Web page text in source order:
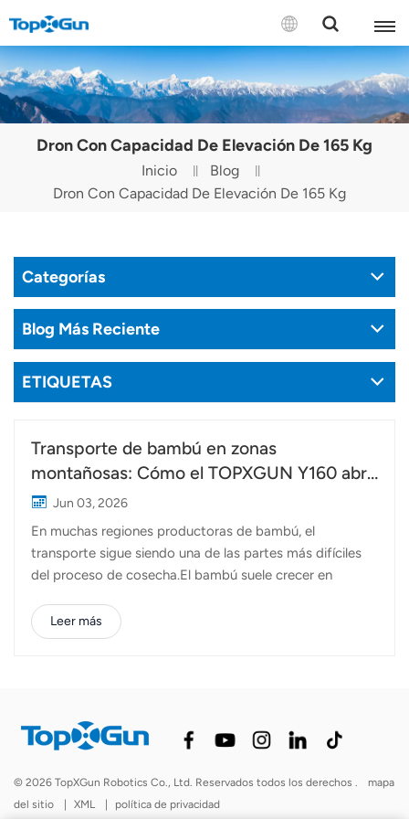
CONTÁCTENOS
English
Español
Русский
Tiếng Việt
Dron Con Capacidad De Elevación De 165 Kg
Inicio
Blog
Dron Con Capacidad De Elevación De 165 Kg
Categorías
Blog Más Reciente
ETIQUETAS
Transporte de bambú en zonas
montañosas: Cómo el TOPXGUN Y160 abre
una nueva ruta desde el bosque hasta el
punto de recogida.
Jun 03, 2026
En muchas regiones productoras de bambú, el
transporte sigue siendo una de las partes más difíciles
del proceso de cosecha.El bambú suele crecer en
donde los caminos son estrechos, irregulares o, a veces,
inexistentes. Tras cortarlo, los trabajadores deben
menudo, implica importantes riesgos para la
seguridad. A medida que aumentan los costes laborales
experimentados, muchas empresas forestales buscan
Leer más
© 2026 TopXGun Robotics Co., Ltd. Reservados todos los derechos .
mapa
del sitio
| XML | política de privacidad